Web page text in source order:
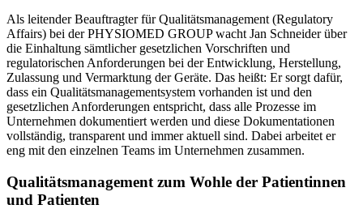
Als leitender Beauftragter für Qualitätsmanagement (Regulatory
Affairs) bei der PHYSIOMED GROUP wacht Jan Schneider über
die Einhaltung sämtlicher gesetzlichen Vorschriften und
regulatorischen Anforderungen bei der Entwicklung, Herstellung,
Zulassung und Vermarktung der Geräte. Das heißt: Er sorgt dafür,
dass ein Qualitätsmanagementsystem vorhanden ist und den
gesetzlichen Anforderungen entspricht, dass alle Prozesse im
Unternehmen dokumentiert werden und diese Dokumentationen
vollständig, transparent und immer aktuell sind. Dabei arbeitet er
eng mit den einzelnen Teams im Unternehmen zusammen.
Qualitätsmanagement zum Wohle der Patientinnen
und Patienten